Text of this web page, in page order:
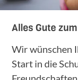
Alles Gute
Wir wünschen
Start in die